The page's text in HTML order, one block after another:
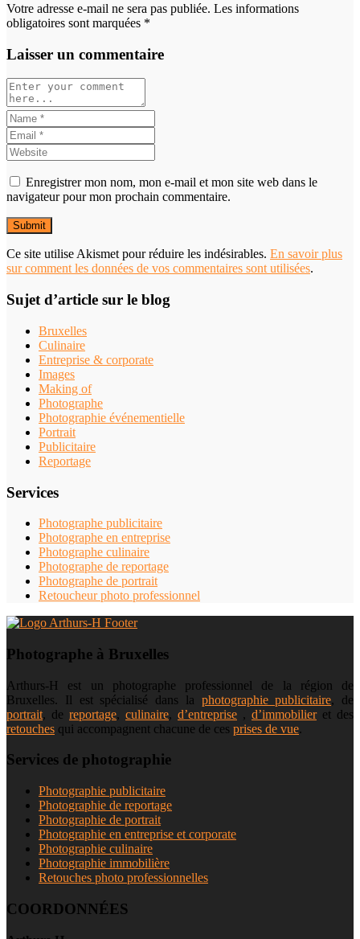
Votre adresse e-mail ne sera pas publiée. Les informations
obligatoires sont marquées *
Laisser un commentaire
Enregistrer mon nom, mon e-mail et mon site web dans le
navigateur pour mon prochain commentaire.
Ce site utilise Akismet pour réduire les indésirables. En savoir plus
sur comment les données de vos commentaires sont utilisées.
Sujet d’article sur le blog
Bruxelles
Culinaire
Entreprise & corporate
Images
Making of
Photographe
Photographie événementielle
Portrait
Publicitaire
Reportage
Services
Photographe publicitaire
Photographe en entreprise
Photographe culinaire
Photographe de reportage
Photographe de portrait
Retoucheur photo professionnel
Photographe à Bruxelles
Arthurs-H est un photographe professionnel de la région de
Bruxelles. Il est spécialisé dans la photographie publicitaire, de
portrait, de reportage, culinaire, d’entreprise , d’immobilieret des
retouches qui accompagnent chacune de ces prises de vue.
Services de photographie
Photographie publicitaire
Photographie de reportage
Photographie de portrait
Photographie en entreprise et corporate
Photographie culinaire
Photographie immobilière
Retouches photo professionnelles
COORDONNÉES